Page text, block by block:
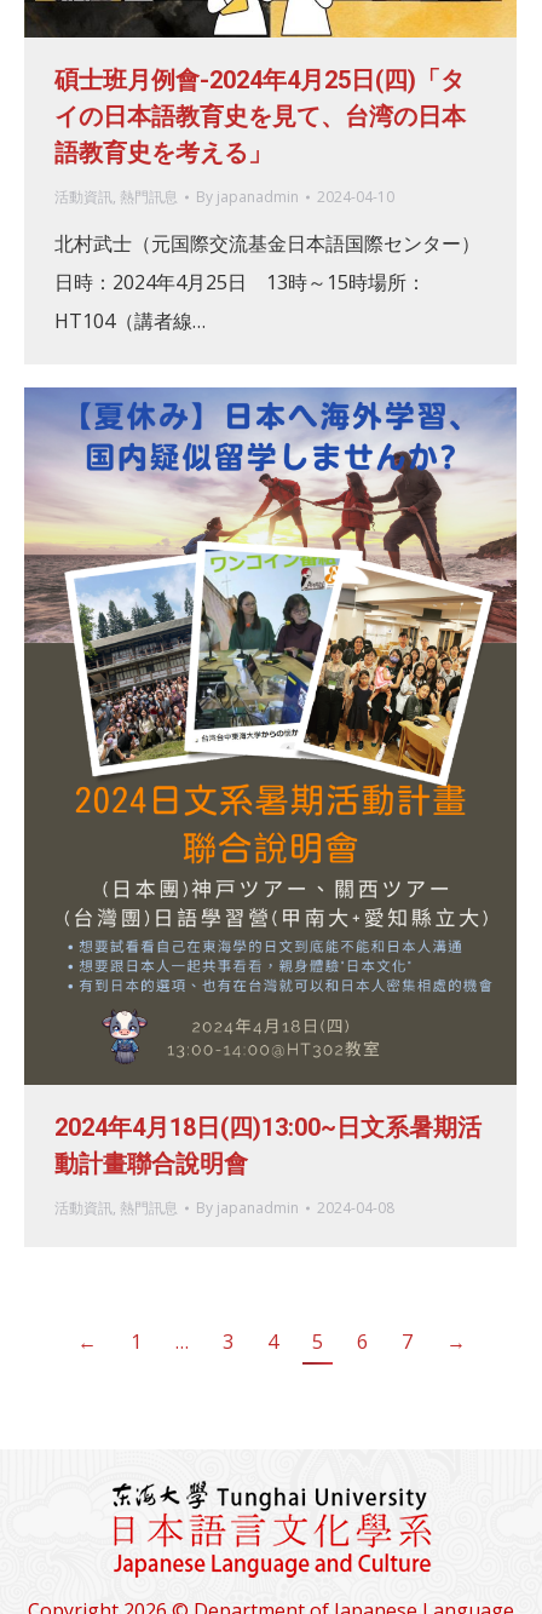
碩士班月例會-2024年4月25日(四)「タ
イの日本語教育史を見て、台湾の日本
語教育史を考える」
活動資訊, 熱門訊息 By japanadmin 2024-04-10
北村武士（元国際交流基金日本語国際センター）
日時：2024年4月25日 13時～15時場所：
HT104（講者線…
2024年4月18日(四)13:00~日文系暑期活
動計畫聯合說明會
活動資訊, 熱門訊息 By japanadmin 2024-04-08
← 1 … 3 4 5 6 7 →